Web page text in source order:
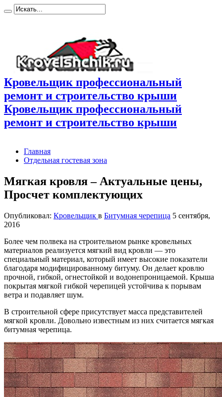
Кровельщик профессиональный
ремонт и строительство крыши
Кровельщик профессиональный
ремонт и строительство крыши
Главная
Отдельная гостевая зона
Мягкая кровля – Актуальные цены,
Просчет комплектующих
Опубликовал: Кровельщик в Битумная черепица 5 сентября,
2016
Более чем полвека на строительном рынке кровельных
материалов реализуется мягкий вид кровли — это
специальный материал, который имеет высокие показатели
благодаря модифицированному битуму. Он делает кровлю
прочной, гибкой, огнестойкой и водонепроницаемой. Крыша
покрытая мягкой гибкой черепицей устойчива к порывам
ветра и подавляет шум.
В строительной сфере присутствует масса представителей
мягкой кровли. Довольно известным из них считается мягкая
битумная черепица.